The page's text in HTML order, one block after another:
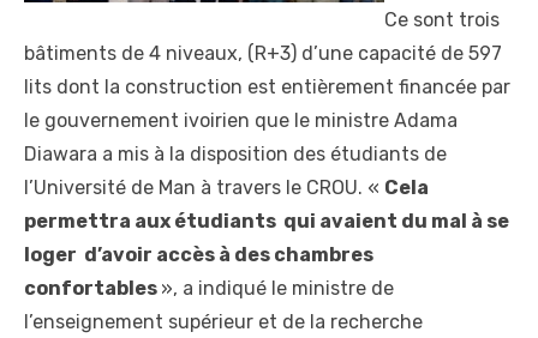
Ce sont trois
bâtiments de 4 niveaux, (R+3) d’une capacité de 597
lits dont la construction est entièrement financée par
le gouvernement ivoirien que le ministre Adama
Diawara a mis à la disposition des étudiants de
l’Université de Man à travers le CROU. « Cela
permettra aux étudiants qui avaient du mal à se
loger d’avoir accès à des chambres
confortables », a indiqué le ministre de
l’enseignement supérieur et de la recherche